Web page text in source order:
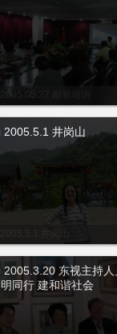
2005.05.27 邮箱培训
2005.5.1 井岗山
2005.3.20 东视主持人
同行 建和谐社会